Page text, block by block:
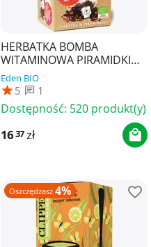
HERBATKA BOMBA
WITAMINOWA PIRAMIDKI
BIO (15 x 3 g) 45 g - DARY
NATURY
Eden BIO
5 1
Dostępność: 520 produkt(y)
1637zł
Oszczędzasz 4%